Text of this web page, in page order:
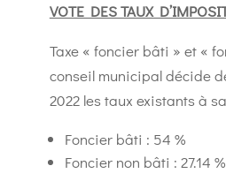
VOTE DES TAUX
Taxe « foncier bâti » et «
conseil municipal décide
2022 les taux existants à
Foncier bâti : 54 %
Foncier non bâti : 27.14 %